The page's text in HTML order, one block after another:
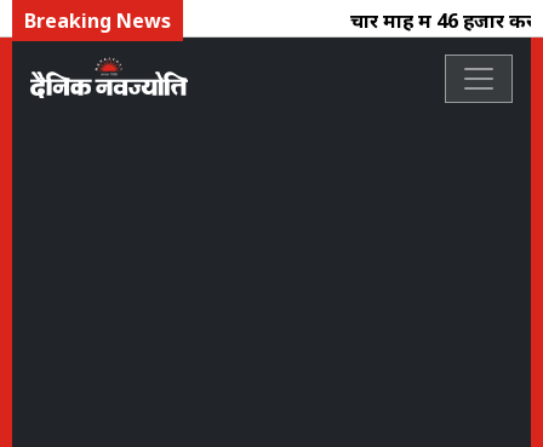
Breaking News चार माह में 46 हजार